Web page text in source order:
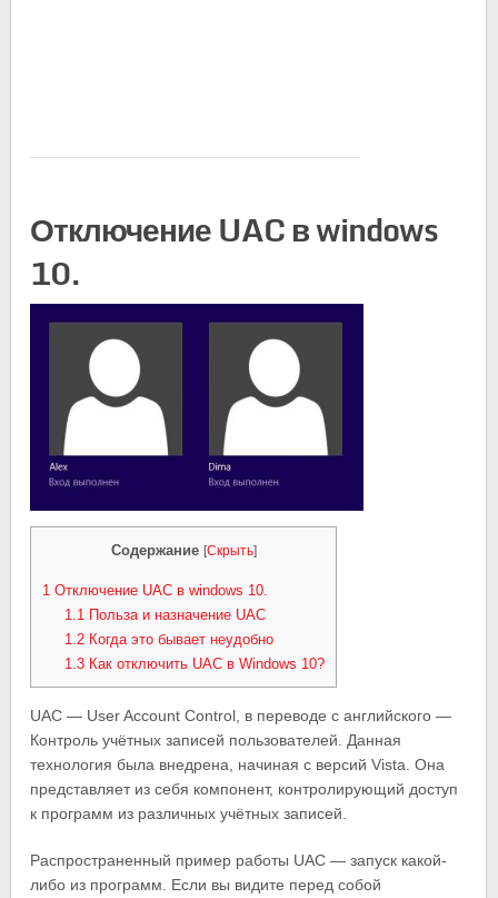
Отключение UAC в windows
10.
Содержание [Скрыть]
1 Отключение UAC в windows 10.
1.1 Польза и назначение UAC
1.2Когда это бывает неудобно
1.3Как отключить UAC в Windows 10?
UAC — User Account Control, в переводе с английского —
Контроль учётных записей пользователей. Данная
технология была внедрена, начиная с версий Vista. Она
представляет из себя компонент, контролирующий доступ
к программ из различных учётных записей.
Распространенный пример работы UAC — запуск какой-
либо из программ. Если вы видите перед собой